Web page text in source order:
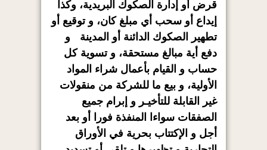
قرض أو إدارة الصكوك البريدية، وكذا
إيداع أو سحب أي مبلغ كان، و توقيع أو
تطهير الصكوك الدائنة أو المدينة و
دفع أية مبالغ مستحقة، و تسوية كل
حساب و القيام بأعمال شراء المواد
الأولية، و بيع ما للشركة من منقولات
غير القابلة للتأخيـر و إبرام جميع
الصفقات سواءا المنفذة فورا أو بعد
أجل و الإكتتاب بحرية في الأوراق